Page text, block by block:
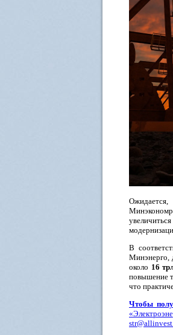
В
Минэнерго,
около 16
повышение
что
Чтобы